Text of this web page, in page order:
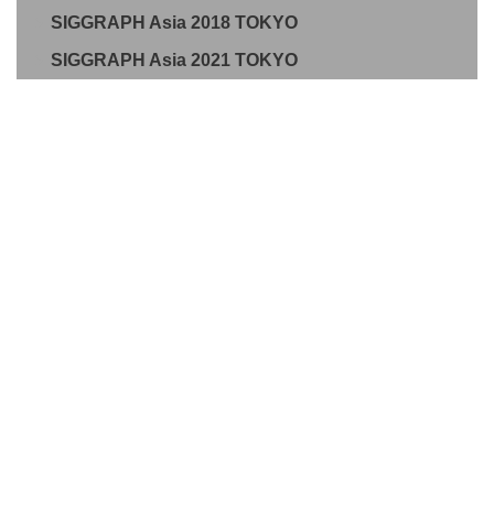
SIGGRAPH Asia 2018 TOKYO
SIGGRAPH Asia 2021 TOKYO